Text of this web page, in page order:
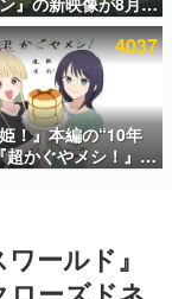
』は、〈試験問題〉
若きクリエイター達
っていきます。
取材し、ゲームが
えた影響を探る企
開へ。『FF7』リ
ズの完結編、
」のオープニング
にてディレクター
が登壇する予定
4037
！』本編の“10年
かぐやメシ！』
。新たなWebマン
ールド』